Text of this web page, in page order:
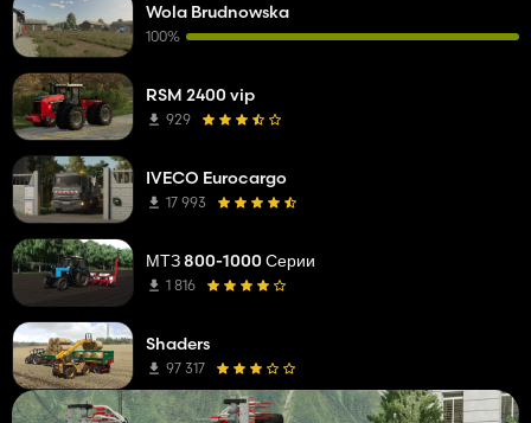
Wola Brudnowska
100%
RSM 2400 vip
929
IVECO Eurocargo
17 993
МТЗ 800-1000 Серии
1 816
Shaders
97 317